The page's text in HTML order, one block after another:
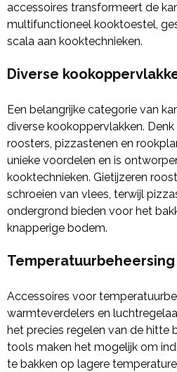
accessoires transformeert de
multifunctioneel kooktoestel,
scala aan kooktechnieken.
Diverse
Een belangrijke categorie van
diverse kookoppervlakken. Denk
roosters, pizzastenen en
unieke voordelen en is
kooktechnieken. Gietijzeren
schroeien van vlees, terwijl
ondergrond bieden voor het
knapperige bodem.
Temperatuurbeheersing
Accessoires voor
warmteverdelers en
het precies regelen van de hitte
tools maken het mogelijk om
te bakken op lagere